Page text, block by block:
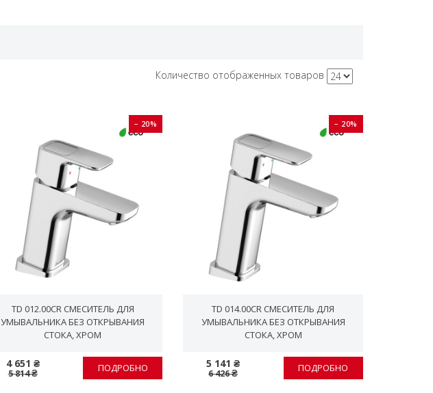
Количество отображенных товаров
− 20%
TD 012.00CR СМЕСИТЕЛЬ ДЛЯ
УМЫВАЛЬНИКА БЕЗ ОТКРЫВАНИЯ
СТОКА, ХРОМ
4 651 ₴
5 814 ₴ ПОДРОБНО
− 20%
TD 014.00CR СМЕСИТЕЛЬ ДЛЯ
УМЫВАЛЬНИКА БЕЗ ОТКРЫВАНИЯ
СТОКА, ХРОМ
5 141 ₴
6 426 ₴ ПОДРОБНО